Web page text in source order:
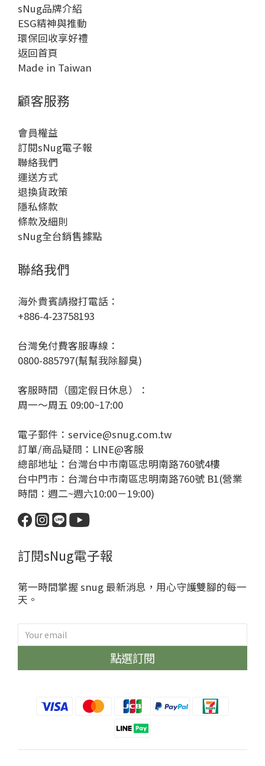
sNug品牌介紹
ESG精神與推動
環保回收享好禮
返回首頁
Made in Taiwan
顧客服務
會員權益
訂閱sNug電子報
聯絡我們
運送方式
退換貨政策
隱私條款
條款及細則
sNug全台銷售據點
聯絡我們
海外貴賓請撥打電話：
+886-4-23758193
台灣免付費客服專線：
0800-885797(幫幫我除腳臭)
客服時間（國定假日休息）：
周一～周五 09:00~17:00
電子郵件：service@snug.com.tw
訂單/商品疑問： LINE@客服
總部地址：台灣台中市南區忠明南路760號4樓
台中門市：台灣台中市南區忠明南路760號 B1(營業
時間：週二~週六10:00－19:00)
訂閱sNug電子報
第一時間掌握 snug 最新消息，用心守護雙腳的每一
天。
點選訂閱
sNug給足呵護
哈囉~很開心見到你😁
除臭襪、不鐵腿壓縮神褲、清新內